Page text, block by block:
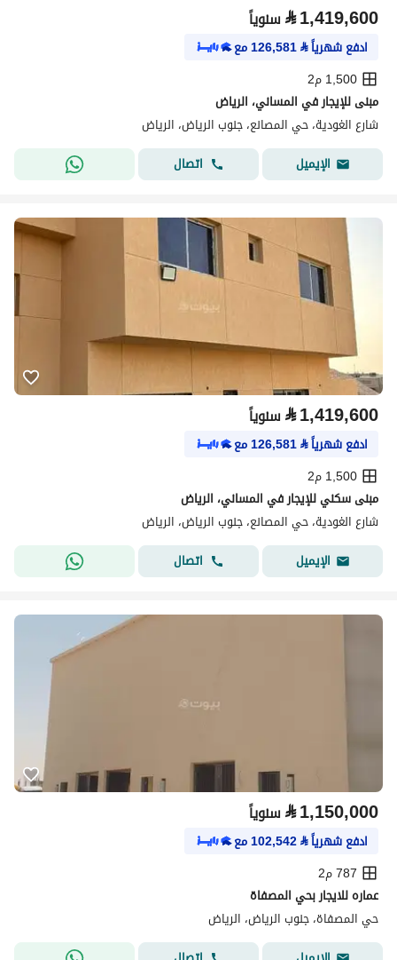
⃁1,419,600 سنوياً
ادفع شهرياً⃁
126,581مع
1,500 م2
مبنى للإيجار في المساني، الرياض
شارع الغودية، حي المصانع، جنوب الرياض، الرياض
الإيميل
اتصال
⃁1,419,600 سنوياً
ادفع شهرياً⃁
126,581مع
1,500 م2
مبنى سكني للإيجار في المساني، الرياض
شارع الغودية، حي المصانع، جنوب الرياض، الرياض
الإيميل
اتصال
⃁1,150,000 سنوياً
ادفع شهرياً⃁
102,542مع
787 م2
عماره للايجار بحي المصفاة
حي المصفاة، جنوب الرياض، الرياض